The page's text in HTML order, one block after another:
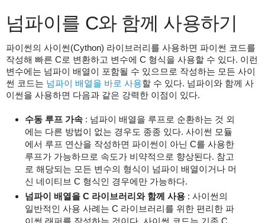
넘파이를 C와 함께 사용하기
파이썬의 사이썬(Cython) 라이브러리를 사용하면 파이썬 코드를
작성해 빠른 C로 변환하고 변수에 C 형식을 사용할 수 있다. 이런
변수에는 넘파이 배열이 포함될 수 있으므로 작성하는 모든 사이
썬 코드는 넘파이 배열을 바로 사용할 수 있다. 넘파이와 함께 사
이썬을 사용하면 다음과 같은 강력한 이점이 있다.
수동 루프 가속 : 넘파이 배열을 루프로 순환하는 것 외
에는 다른 방법이 없는 경우도 종종 있다. 사이썬 모듈
에서 루프 연산을 작성하면 파이썬이 아닌 C를 사용한
루프가 가능하므로 속도가 비약적으로 향상된다. 참고
로 해당되는 모든 변수의 형식이 넘파이 배열이거나 머
신 네이티브 C 형식인 경우에만 가능하다.
넘파이 배열을 C 라이브러리와 함께 사용 : 사이썬의
일반적인 사용 사례는 C 라이브러리를 위한 편리한 파
이썬 래퍼를 작성하는 것이다. 사이썬 코드는 기존 C